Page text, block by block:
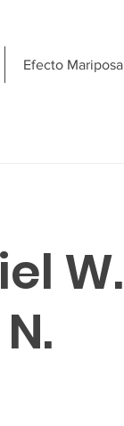
Efecto Mariposa
W.